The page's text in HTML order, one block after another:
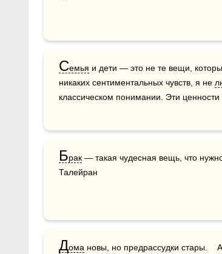
Семья и дети — это не те вещи,
никаких сентиментальных чувств, я не
классическом понимании. Эти
Брак — такая чудесная вещь, что
Талейран
Дома новы, но предрассудки стары.